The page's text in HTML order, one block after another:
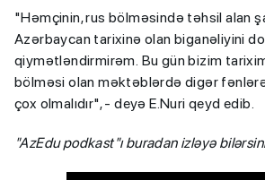
"Həmçinin, rus bölməsində təhsil alan
Azərbaycan tarixinə olan biganəliyini
qiymətləndirmirəm. Bu gün bizim
bölməsi olan məktəblərdə digər
çox olmalıdır", - deyə E.Nuri qeyd edib.
"AzEdu podkast"ı buradan izləyə